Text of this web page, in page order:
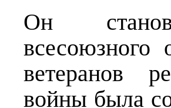
Он
ветеранов
войны была